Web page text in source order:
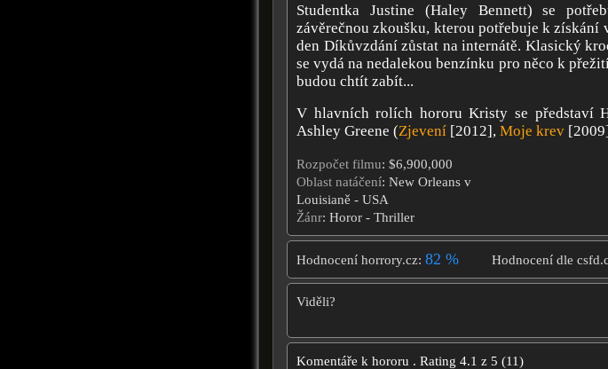
Studentka Justine (Haley Bennett) se
závěrečnou zkoušku, kterou potřebuje k získání
den Díkůvzdání zůstat na internátě. Klasický
se vydá na nedalekou benzínku pro něco k
budou chtít zabít...
V hlavních rolích hororu Kristy se představí
Ashley Greene (Zjevení [2012], Moje krev
Rozpočet filmu: $6,900,000
Oblast natáčení: New Orleans v
Louisianě - USA
Žánr: Horor - Thriller
Hodnocení horrory.cz: 82 % Hodnocení dle
Viděli?
Komentáře k hororu . Rating 4.1 z 5 (11)